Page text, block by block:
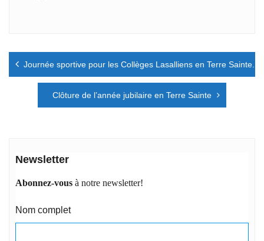
Navigation
Journée sportive pour les Collèges Lasalliens en Terre Sainte.
Clôture de l’année jubilaire en Terre Sainte
Newsletter
Abonnez-vous à notre newsletter!
Nom complet